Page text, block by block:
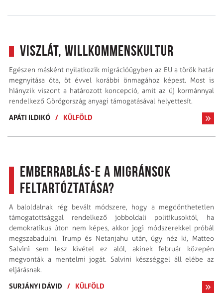
Viszlát, Willkommenskultur
Egészen másként nyilatkozik migrációügyben az EU a török határ
megnyitása óta, öt évvel korábbi önmagához képest. Most is
hiányzik viszont a határozott koncepció, amit az új kormánnyal
rendelkező Görögország anyagi támogatásával helyettesít.
APÁTI ILDIKÓ / KÜLFÖLD
Emberrablás-e a migránsok
feltartóztatása?
A baloldalnak rég bevált módszere, hogy a megdönthetetlen
támogatottsággal rendelkező jobboldali politikusoktól, ha
demokratikus úton nem képes, akkor jogi módszerekkel próbál
megszabadulni. Trump és Netanjahu után, úgy néz ki, Matteo
Salvini sem lesz kivétel ez alól, akinek február közepén
megvonták a mentelmi jogát. Salvini készséggel áll elébe az
eljárásnak.
SURJÁNYI DÁVID
/ KÜLFÖLD